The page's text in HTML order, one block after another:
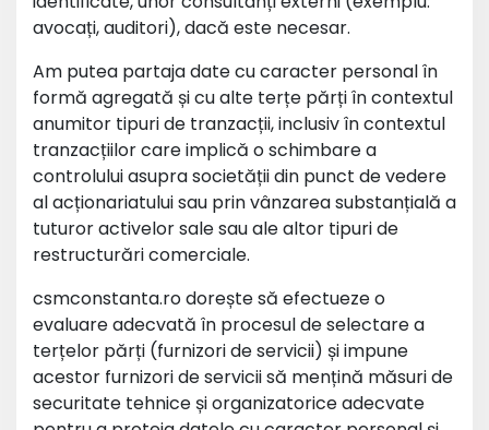
avocați, auditori), dacă este necesar.
Am putea partaja date cu caracter personal în
formă agregată și cu alte terțe părți în contextul
anumitor tipuri de tranzacții, inclusiv în contextul
tranzacțiilor care implică o schimbare a
controlului asupra societății din punct de vedere
al acționariatului sau prin vânzarea substanțială a
tuturor activelor sale sau ale altor tipuri de
restructurări comerciale.
csmconstanta.ro dorește să efectueze o
evaluare adecvată în procesul de selectare a
terțelor părți (furnizori de servicii) și impune
acestor furnizori de servicii să mențină măsuri de
securitate tehnice și organizatorice adecvate